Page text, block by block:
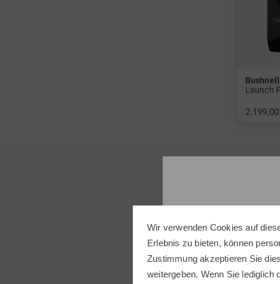
Bushnell
Wir verwenden Cookies auf
Erlebnis zu bieten, können
Zustimmung akzeptieren Sie
weitergeben. Wenn Sie lediglich